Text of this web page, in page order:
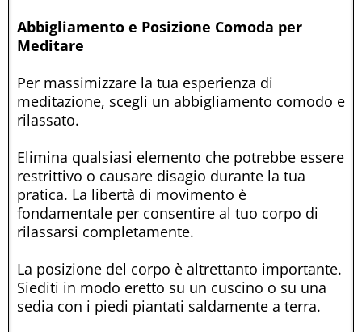
Abbigliamento e Posizione Comoda per
Meditare
Per massimizzare la tua esperienza di
meditazione, scegli un abbigliamento comodo e
rilassato.
Elimina qualsiasi elemento che potrebbe essere
restrittivo o causare disagio durante la tua
pratica. La libertà di movimento è
fondamentale per consentire al tuo corpo di
rilassarsi completamente.
La posizione del corpo è altrettanto importante.
Siediti in modo eretto su un cuscino o su una
sedia con i piedi piantati saldamente a terra.